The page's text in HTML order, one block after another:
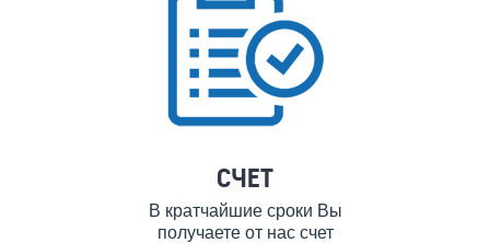
СЧЕТ
В кратчайшие сроки Вы
получаете от нас счет